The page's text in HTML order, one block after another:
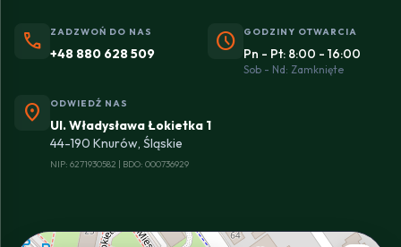
phone ZADZWOŃ DO NAS
+48 880 628 509 schedule GODZINY OTWARCIA
Pn - Pt: 8:00 - 16:00
Sob - Nd: Zamknięte
location_on ODWIEDŹ NAS
Ul. Władysława Łokietka 1
44-190 Knurów, Śląskie
NIP: 6271930582 | BDO: 000736929